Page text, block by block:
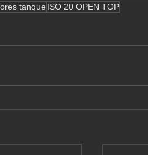
tanque ISO 20 OPEN TOP